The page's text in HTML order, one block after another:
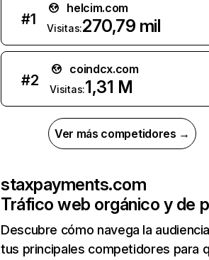
#1
helcim.com
Visitas:270,79 mil
#2
coindcx.com
Visitas:1,31 M
Ver más competidores →
staxpayments.com
Tráfico web orgánico y de
Descubre cómo navega la
tus principales competidores para